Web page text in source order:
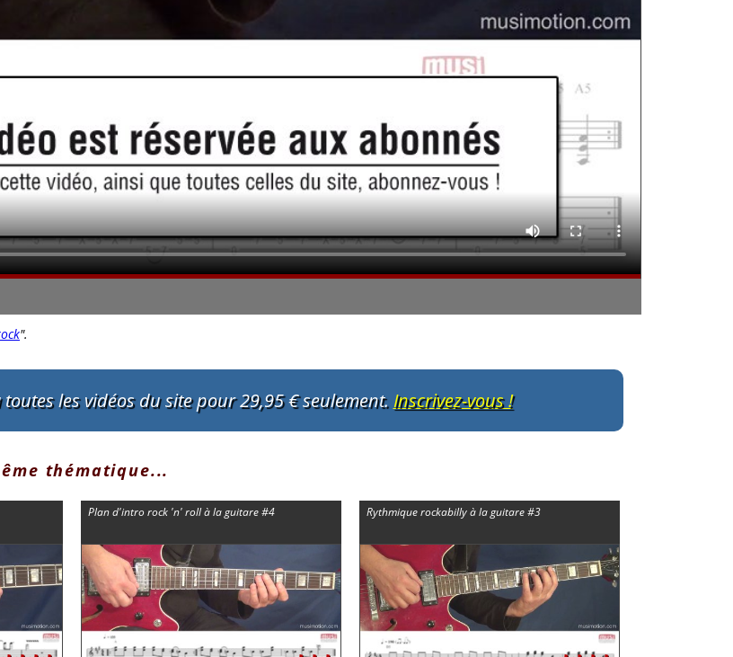
".
les vidéos du site pour 29,95 € seulement. Inscrivez-vous !
thématique...
Plan d'intro rock 'n' roll à la guitare #4 Rythmique rockabilly à la guitare #3